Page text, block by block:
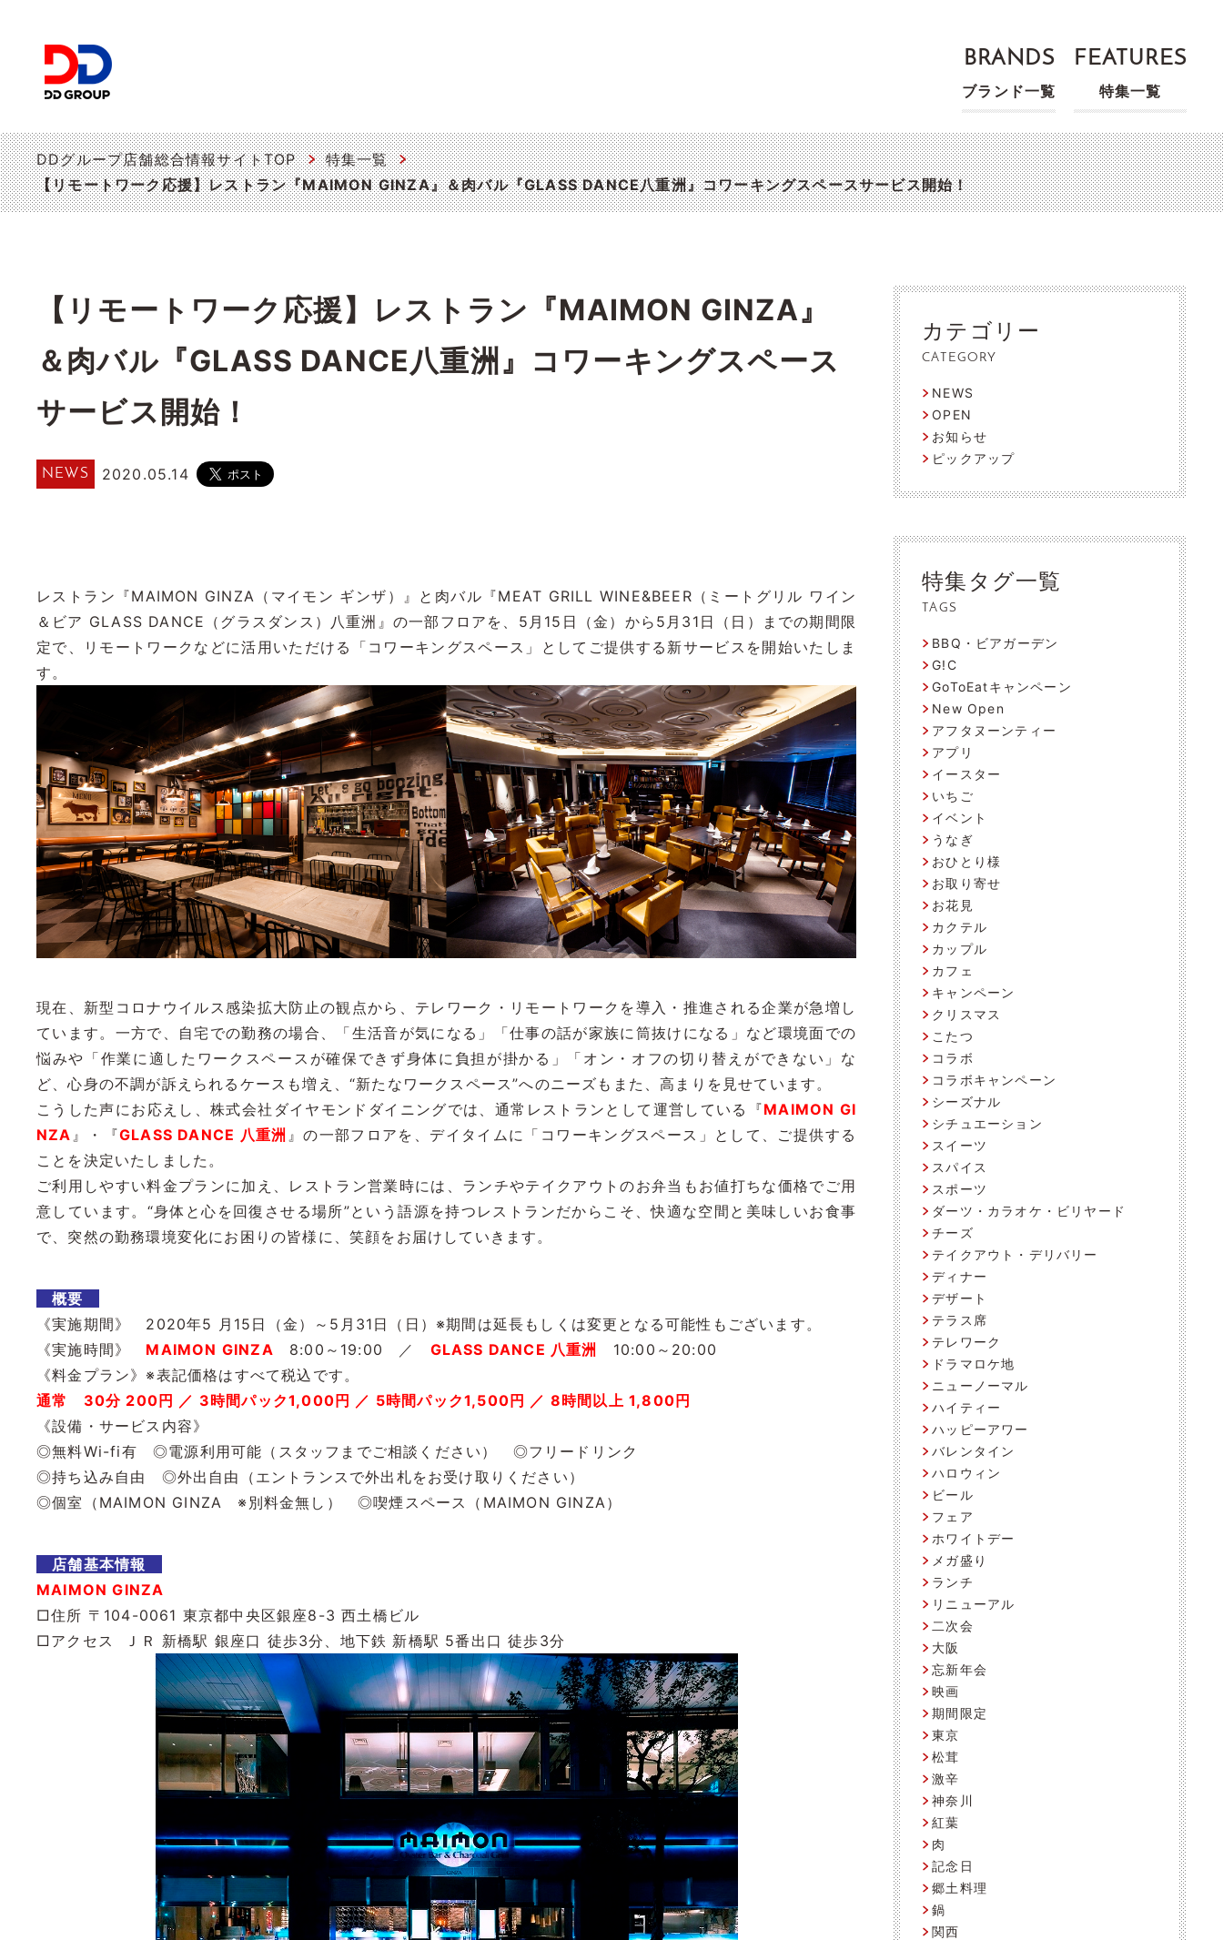
BRANDS
ブランド一覧
FEATURES
特集一覧
DDグループ店舗総合情報サイトTOP
特集一覧
【リモートワーク応援】レストラン『MAIMON GINZA』＆肉バル『GLASS DANCE八重洲』コワーキングスペースサービス開始！
【リモートワーク応援】レストラン『MAIMON GINZA』
＆肉バル『GLASS DANCE八重洲』コワーキングスペース
サービス開始！
NEWS 2020.05.14
レストラン『MAIMON GINZA（マイモン ギンザ）』と肉バル『MEAT GRILL WINE&BEER（ミートグリル ワイン
＆ビア GLASS DANCE（グラスダンス）八重洲』の一部フロアを、5月15日（金）から5月31日（日）までの期間限
定で、リモートワークなどに活用いただける「コワーキングスペース」としてご提供する新サービスを開始いたしま
す。
現在、新型コロナウイルス感染拡大防止の観点から、テレワーク・リモートワークを導入・推進される企業が急増し
ています。一方で、自宅での勤務の場合、「生活音が気になる」「仕事の話が家族に筒抜けになる」など環境面での
悩みや「作業に適したワークスペースが確保できず身体に負担が掛かる」「オン・オフの切り替えができない」な
ど、心身の不調が訴えられるケースも増え、“新たなワークスペース”へのニーズもまた、高まりを見せています。
こうした声にお応えし、株式会社ダイヤモンドダイニングでは、通常レストランとして運営している『MAIMON GI
NZA 』・『GLASS DANCE 八重洲 』の一部フロアを、デイタイムに「コワーキングスペース」として、ご提供する
ことを決定いたしました。
ご利用しやすい料金プランに加え、レストラン営業時には、ランチやテイクアウトのお弁当もお値打ちな価格でご用
意しています。“身体と心を回復させる場所”という語源を持つレストランだからこそ、快適な空間と美味しいお食事
で、突然の勤務環境変化にお困りの皆様に、笑顔をお届けしていきます。
概要
《実施期間》 2020年5 月15日（金）～5月31日（日）※期間は延長もしくは変更となる可能性もございます。
《実施時間》 MAIMON GINZA 8:00～19:00 ／ GLASS DANCE 八重洲
10:00～20:00
《料金プラン》※表記価格はすべて税込です。
通常 30分 200円 ／ 3時間パック1,000円 ／ 5時間パック1,500円 ／ 8時間以上 1,800円
《設備・サービス内容》
◎無料Wi-fi有 ◎電源利用可能（スタッフまでご相談ください） ◎フリードリンク
◎持ち込み自由 ◎外出自由（エントランスで外出札をお受け取りください）
◎個室（MAIMON GINZA ※別料金無し） ◎喫煙スペース（MAIMON GINZA）
店舗基本情報
MAIMON GINZA
□住所 〒104-0061 東京都中央区銀座8-3 西土橋ビル
□アクセス ＪＲ 新橋駅 銀座口 徒歩3分、地下鉄 新橋駅 5番出口 徒歩3分
カテゴリー
CATEGORY
NEWS
OPEN
お知らせ
ピックアップ
特集タグ一覧
TAGS
BBQ・ビアガーデン
G!C
GoToEatキャンペーン
New Open
アフタヌーンティー
アプリ
イースター
いちご
イベント
うなぎ
おひとり様
お取り寄せ
お花見
カクテル
カップル
カフェ
キャンペーン
クリスマス
こたつ
コラボ
コラボキャンペーン
シーズナル
シチュエーション
スイーツ
スパイス
スポーツ
ダーツ・カラオケ・ビリヤード
チーズ
テイクアウト・デリバリー
ディナー
デザート
テラス席
テレワーク
ドラマロケ地
ニューノーマル
ハイティー
ハッピーアワー
バレンタイン
ハロウィン
ビール
フェア
ホワイトデー
メガ盛り
ランチ
リニューアル
二次会
大阪
忘新年会
映画
期間限定
東京
松茸
激辛
神奈川
紅葉
肉
記念日
郷土料理
鍋
関西